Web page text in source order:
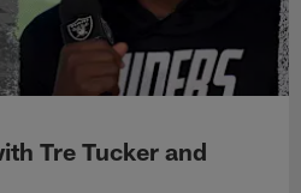
Tre Tucker and